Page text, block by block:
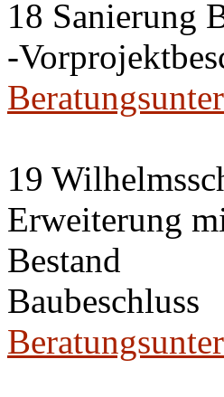
18 Sanierung
-
19
Erweiterung
Bestand
Baubeschluss